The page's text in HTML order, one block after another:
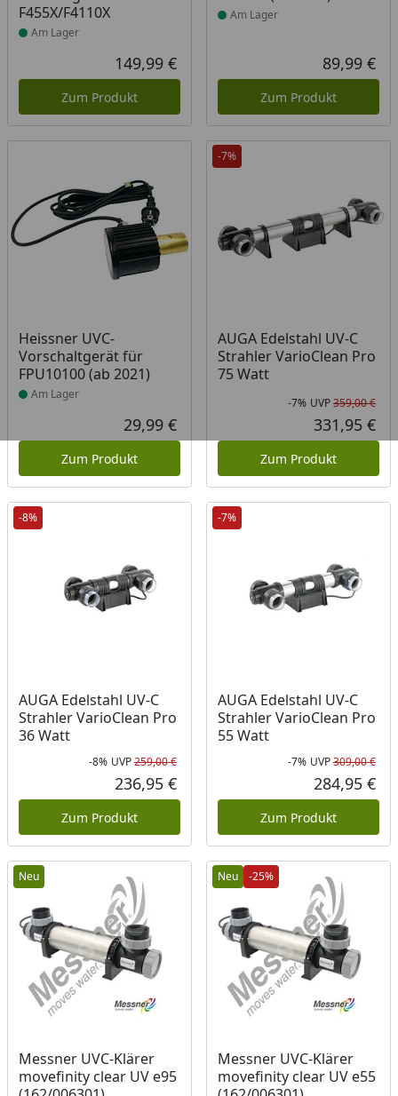
F455X/F4110X
Am Lager
Aktueller Preis
149,99 €
Zum Produkt
Am Lager
89,99 €
Zum Produkt
Heissner UVC-
Vorschaltgerät für
FPU10100 (ab 2021)
Produkt am Lager
Am Lager
Aktueller Preis
29,99 €
Zum Produkt
-7%
AUGA Edelstahl UV-C
Strahler VarioClean Pro
75 Watt
-7% UVP359,00 €
331,95 €
Zum Produkt
-8%
AUGA Edelstahl UV-C
Strahler VarioClean Pro
36 Watt
Rabatt in Prozent
-8%
Ursprünglicher Preis
UVP259,00 €
Aktueller Preis
236,95 €
Zum Produkt
-7%
AUGA Edelstahl UV-C
Strahler VarioClean Pro
55 Watt
-7% UVP309,00 €
284,95 €
Zum Produkt
Neu
Messner UVC-Klärer
movefinity clear UV e95
Neu -25%
Messner UVC-Klärer
movefinity clear UV e55